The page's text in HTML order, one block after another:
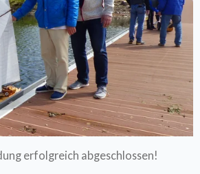
erfolgreich abgeschlossen!